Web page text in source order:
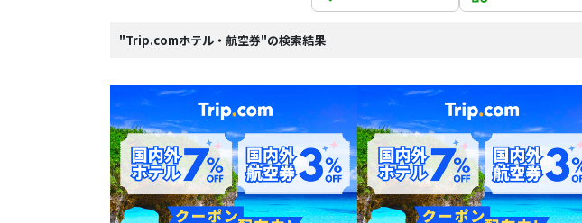
"Trip.comホテル・航空券"の検索結果